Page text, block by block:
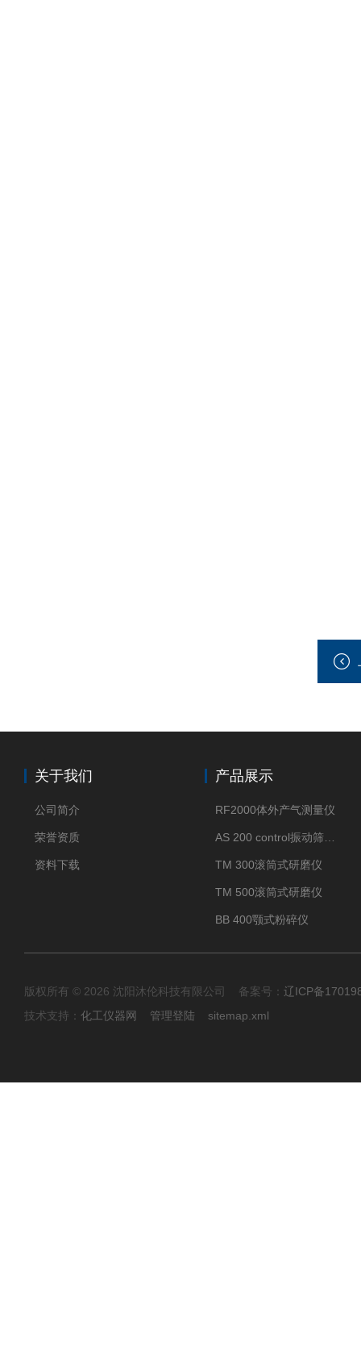
关于我们
公司简介
荣誉资质
资料下载
产品展示
RF2000体外产气测量仪
TM 300滚筒式研磨仪
TM 500滚筒式研磨仪
BB 400颚式粉碎仪
版权所有 © 2026 沈阳沐伦科技有限公司 备案号： 辽ICP备
技术支持： 化工仪器网 管理登陆 sitemap.xml